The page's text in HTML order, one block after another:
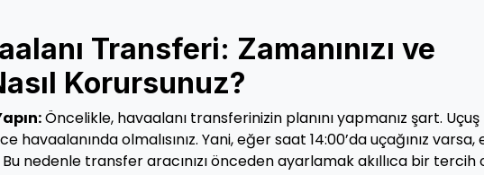
Transferi: Zamanınızı ve
Korursunuz?
Öncelikle, havaalanı transferinizin planını yapmanız şart. Uçuş
olmalısınız. Yani, eğer saat 14:00’da uçağınız varsa,
Bu nedenle transfer aracınızı önceden ayarlamak akıllıca bir tercih